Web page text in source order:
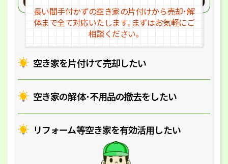
空き家を片付けて売却したい
空き家の解体･不用品の撤去をしたい
リフォーム等空き家を有効活用したい
長い間手付かずの空き家の片付けから売却･解
体まで全て対応いたします｡ まずはお気軽にご
相談ください｡